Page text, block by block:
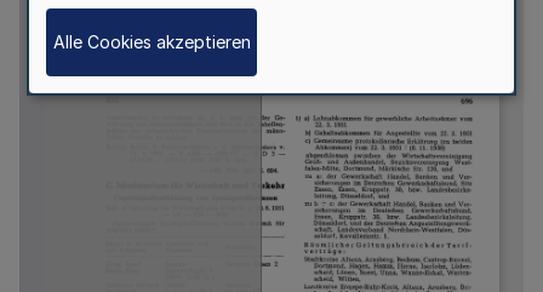
Alle Cookies akzeptieren